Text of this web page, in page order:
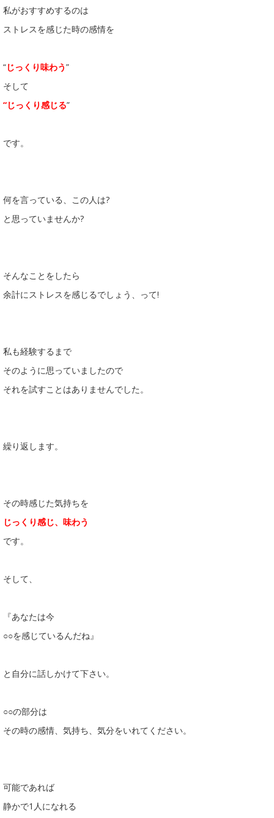
私がおすすめするのは
ストレスを感じた時の感情を
“じっくり味わう”
そして
“じっくり感じる”
です。
何を言っている、この人は?
と思っていませんか?
そんなことをしたら
余計にストレスを感じるでしょう、って!
私も経験するまで
そのように思っていましたので
それを試すことはありませんでした。
繰り返します。
その時感じた気持ちを
じっくり感じ、味わう
です。
そして、
『あなたは今
○○を感じているんだね』
と自分に話しかけて下さい。
○○の部分は
その時の感情、気持ち、気分をいれてください。
可能であれば
静かで1人になれる